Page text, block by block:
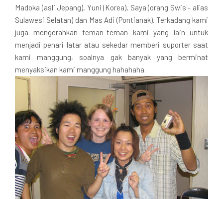
Madoka (asli Jepang), Yuni (Korea), Saya (orang Swis - alias
Sulawesi Selatan) dan Mas Adi (Pontianak). Terkadang kami
juga mengerahkan teman-teman kami yang lain untuk
menjadi penari latar atau sekedar memberi suporter saat
kami manggung, soalnya gak banyak yang berminat
menyaksikan kami manggung hahahaha.